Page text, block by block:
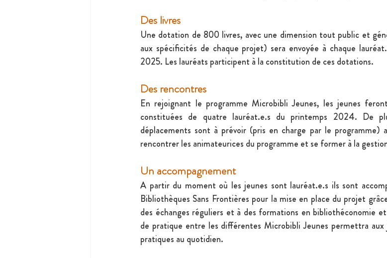
Des livres
Une dotation de 800 livres, avec une dimension tout public et
aux spécificités de chaque projet) sera envoyée à chaque
2025. Les lauréats participent à la constitution de ces dotations.
Des rencontres
En rejoignant le programme Microbibli Jeunes, les jeunes
constituées de quatre lauréat.e.s du printemps 2024. De
déplacements sont à prévoir (pris en charge par le programme)
rencontrer les animateurices du programme et se former à la
Un accompagnement
A partir du moment où les jeunes sont lauréat.e.s ils sont
Bibliothèques Sans Frontières pour la mise en place du projet
des échanges réguliers et à des formations en bibliothéconomie
de pratique entre les différentes Microbibli Jeunes permettra aux
pratiques au quotidien.